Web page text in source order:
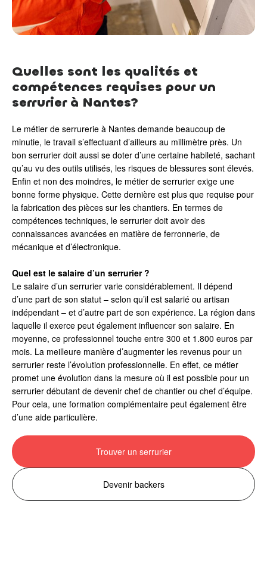
Quelles sont les qualités et
compétences requises pour un
serrurier à Nantes?
Le métier de serrurerie à Nantes demande beaucoup de
minutie, le travail s’effectuant d’ailleurs au millimètre près. Un
bon serrurier doit aussi se doter d’une certaine habileté, sachant
qu’au vu des outils utilisés, les risques de blessures sont élevés.
Enfin et non des moindres, le métier de serrurier exige une
bonne forme physique. Cette dernière est plus que requise pour
la fabrication des pièces sur les chantiers. En termes de
compétences techniques, le serrurier doit avoir des
connaissances avancées en matière de ferronnerie, de
mécanique et d’électronique.
Quel est le salaire d’un serrurier ?
Le salaire d’un serrurier varie considérablement. Il dépend
d’une part de son statut – selon qu’il est salarié ou artisan
indépendant – et d’autre part de son expérience. La région dans
laquelle il exerce peut également influencer son salaire. En
moyenne, ce professionnel touche entre 300 et 1.800 euros par
mois. La meilleure manière d’augmenter les revenus pour un
serrurier reste l’évolution professionnelle. En effet, ce métier
promet une évolution dans la mesure où il est possible pour un
serrurier débutant de devenir chef de chantier ou chef d’équipe.
Pour cela, une formation complémentaire peut également être
d’une aide particulière.
Trouver un serrurier
Devenir backers